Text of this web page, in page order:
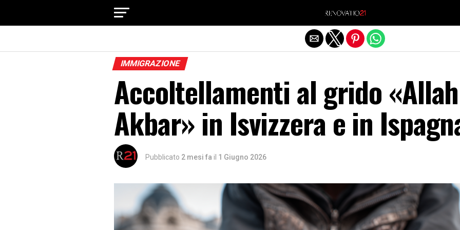
IMMIGRAZIONE
Accoltellamenti al grido «Allah
Akbar» in Isvizzera e in
Pubblicato 2 mesi fa il 1 Giugno 2026
Exit mobile version